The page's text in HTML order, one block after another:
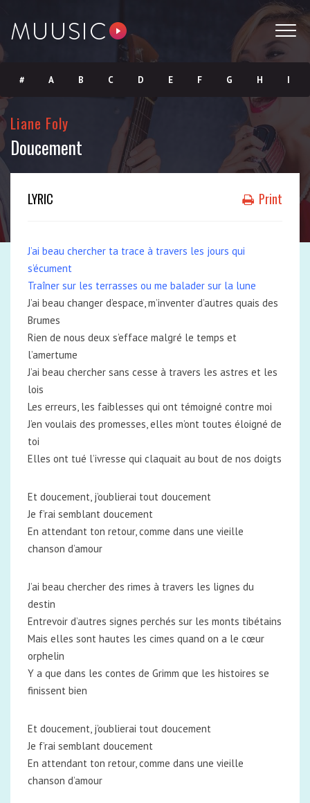
# A B C D E F G H I
K N R
T U V
Liane Foly
Doucement
LYRIC Print
J’ai beau chercher ta trace à travers les jours qui
s’écument
Traîner sur les terrasses ou me balader sur la lune
J’ai beau changer d’espace, m’inventer d’autres quais des
Brumes
Rien de nous deux s’efface malgré le temps et
l’amertume
J’ai beau chercher sans cesse à travers les astres et les
lois
Les erreurs, les faiblesses qui ont témoigné contre moi
J’en voulais des promesses, elles m’ont toutes éloigné de
toi
Elles ont tué l’ivresse qui claquait au bout de nos doigts
Et doucement, j’oublierai tout doucement
Je f’rai semblant doucement
En attendant ton retour, comme dans une vieille
chanson d’amour
J’ai beau chercher des rimes à travers les lignes du
destin
Entrevoir d’autres signes perchés sur les monts tibétains
Mais elles sont hautes les cimes quand on a le cœur
orphelin
Y a que dans les contes de Grimm que les histoires se
finissent bien
Et doucement, j’oublierai tout doucement
Je f’rai semblant doucement
En attendant ton retour, comme dans une vieille
chanson d’amour